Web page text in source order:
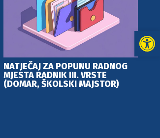
NATJEČAJ ZA POPUNU RADNOG
MJESTA RADNIK III. VRSTE
(DOMAR, ŠKOLSKI MAJSTOR)